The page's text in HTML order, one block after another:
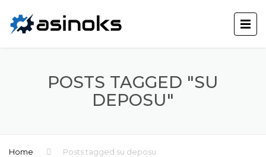
POSTS TAGGED "SU
DEPOSU"
Home Posts tagged su deposu